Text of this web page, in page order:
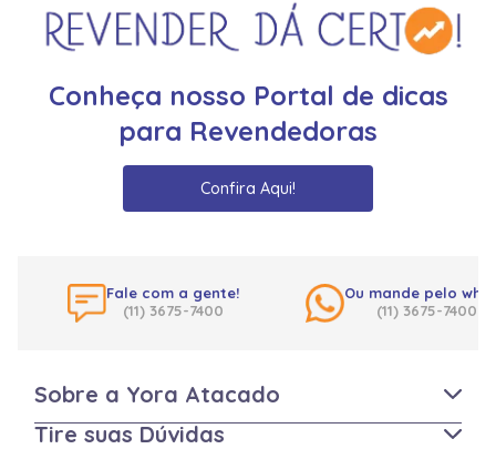
Conheça nosso Portal de dicas
para Revendedoras
Confira Aqui!
Fale com a gente!
(11) 3675-7400
Ou mande pelo
(11) 3675-7400
Sobre a Yora Atacado
Tire suas Dúvidas